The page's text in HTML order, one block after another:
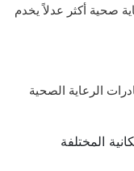
صحية أكثر عدلاً يخدم
الرعاية الصحية
المختلفة